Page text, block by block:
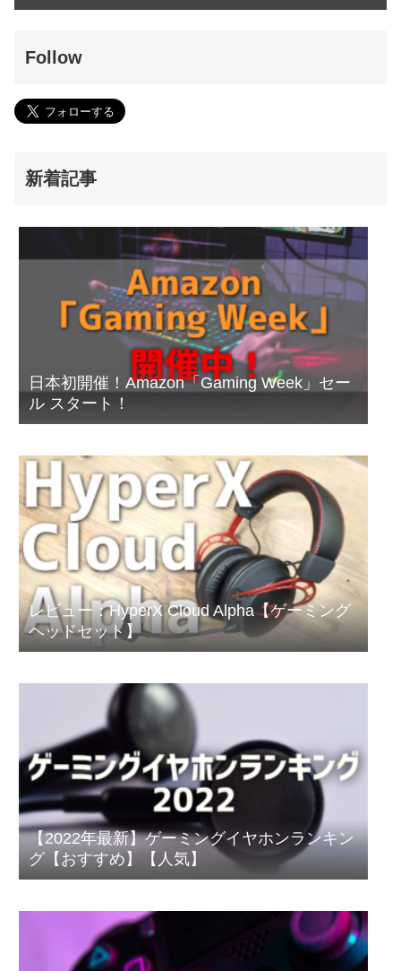
Follow
新着記事
日本初開催！Amazon「Gaming Week」セー
ル スタート！
レビュー：HyperX Cloud Alpha【ゲーミング
ヘッドセット】
【2022年最新】ゲーミングイヤホンランキン
グ【おすすめ】【人気】